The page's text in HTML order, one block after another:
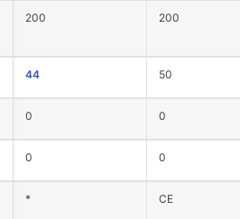
200 200
44 50
0 0
0 0
* CE